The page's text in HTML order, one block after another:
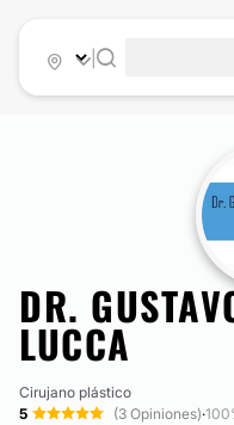
DR.
LUCCA
Cirujano plástico
5
(3 Opiniones)·